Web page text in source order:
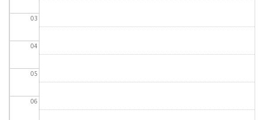
03
04
05
06